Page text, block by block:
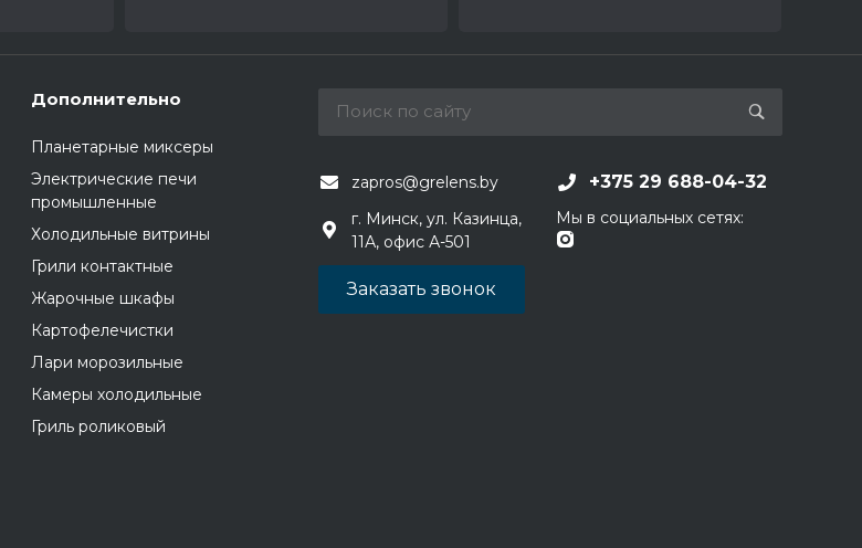
Дополнительно
Планетарные миксеры
Электрические печи
промышленные
Холодильные витрины
Грили контактные
Жарочные шкафы
Картофелечистки
Лари морозильные
Камеры холодильные
Гриль роликовый
zapros@grelens.by +375 29 688-04-32
г. Минск, ул. Казинца,
11А, офис А-501
Мы в социальных сетях:
Заказать звонок